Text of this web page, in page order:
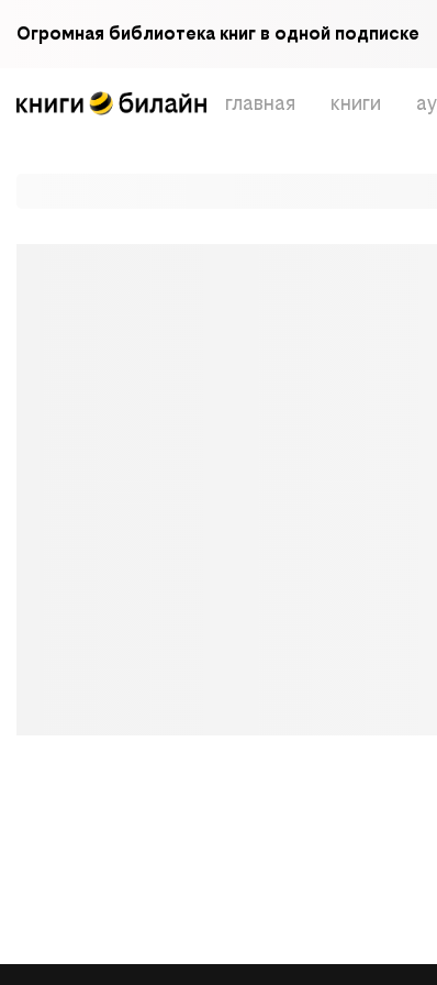
Огромная библиотека книг в одной подписке
главная книги